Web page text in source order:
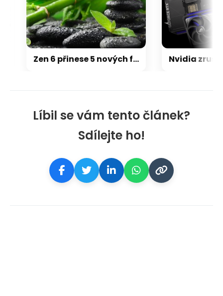
Líbil se vám tento článek?
Sdílejte ho!
Zen 6 přinese 5 nových funkcí pro vyšší stabilitu výkonu, nejen herního